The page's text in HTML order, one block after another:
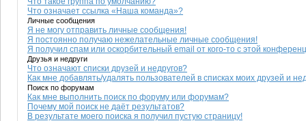
Что означает ссылка «Наша команда»?
Личные сообщения
Я не могу отправить личные сообщения!
Я постоянно получаю нежелательные личные сообщения!
Я получил спам или оскорбительный email от кого-то с этой
Друзья и недруги
Что означают списки друзей и недругов?
Как мне добавлять/удалять пользователей в списках моих друзей и
Поиск по форумам
Как мне выполнить поиск по форуму или форумам?
Почему мой поиск не даёт результатов?
В результате моего поиска я получил пустую страницу!